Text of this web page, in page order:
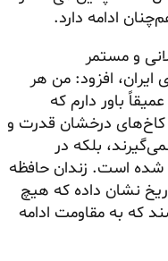
ادامه دارد.
و مستمر
ایران، افزود: من هر
باور دارم که
کاخ‌های درخشان قدرت و
بلکه در
شده است. زندان حافظه
نشان داده که هیچ
که به مقاومت ادامه